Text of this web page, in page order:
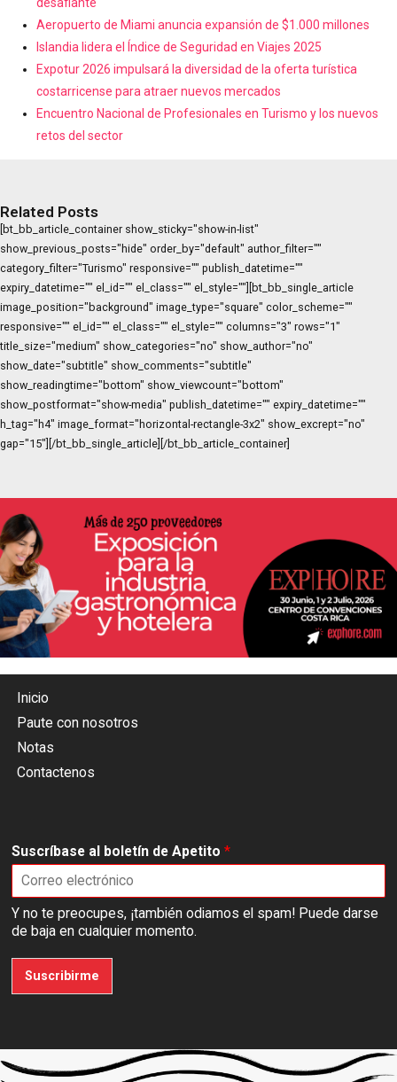
Aeropuerto de Miami anuncia expansión de $1.000 millones
Islandia lidera el Índice de Seguridad en Viajes 2025
Expotur 2026 impulsará la diversidad de la oferta turística
costarricense para atraer nuevos mercados
Encuentro Nacional de Profesionales en Turismo y los nuevos
retos del sector
Related Posts
[bt_bb_article_container show_sticky="show-in-list"
show_previous_posts="hide" order_by="default" author_filter=""
category_filter="Turismo" responsive="" publish_datetime=""
expiry_datetime="" el_id="" el_class="" el_style=""][bt_bb_single_article
image_position="background" image_type="square" color_scheme=""
responsive="" el_id="" el_class="" el_style="" columns="3" rows="1"
title_size="medium" show_categories="no" show_author="no"
show_date="subtitle" show_comments="subtitle"
show_readingtime="bottom" show_viewcount="bottom"
show_postformat="show-media" publish_datetime="" expiry_datetime=""
h_tag="h4" image_format="horizontal-rectangle-3x2" show_excrept="no"
gap="15"][/bt_bb_single_article][/bt_bb_article_container]
Inicio
Paute con nosotros
Notas
Contactenos
Suscríbase al boletín de Apetito *
Y no te preocupes, ¡también odiamos el spam! Puede darse
de baja en cualquier momento.
Suscribirme